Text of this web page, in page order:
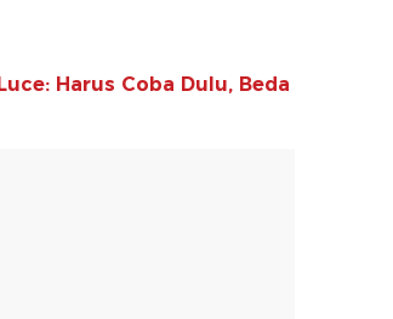
Harus Coba Dulu, Beda